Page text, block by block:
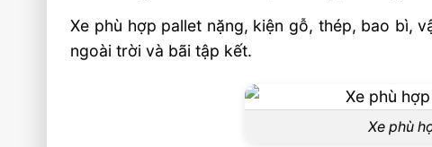
Xe phù hợp pallet nặng, kiện gỗ, thép, bao bì,
ngoài trời và bãi tập kết.
Xe phù